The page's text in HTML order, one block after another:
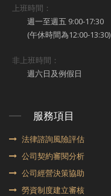
上班時間：
週一至週五 9:00-17:30
(午休時間為12:00-13:30)
非上班時間：
週六日及例假日
服務項目
法律諮詢風險評估
公司契約審閱分析
公司經營決策協助
勞資制度建立審核